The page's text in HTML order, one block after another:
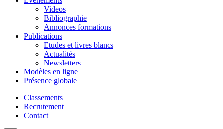
Videos
Bibliographie
Annonces formations
Publications
Etudes et livres blancs
Actualités
Newsletters
Modèles en ligne
Présence globale
Classements
Recrutement
Contact